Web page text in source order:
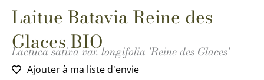
Laitue Batavia Reine des
Glaces BIO
Lactuca sativa var. longifolia 'Reine des Glaces'
Ajouter à ma liste d'envie